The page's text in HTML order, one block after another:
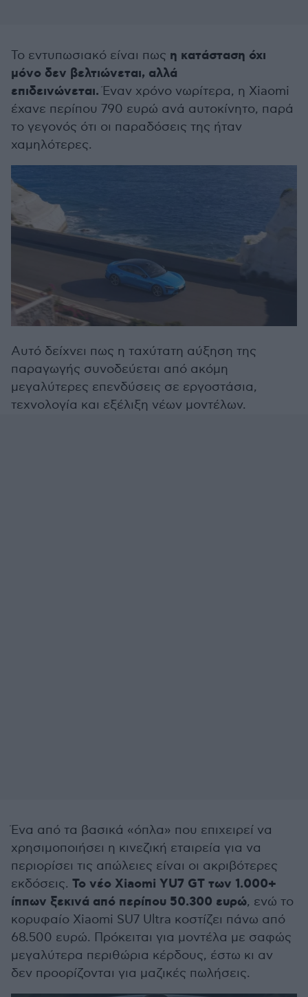
Το εντυπωσιακό είναι πως η κατάσταση όχι
μόνο δεν βελτιώνεται, αλλά
επιδεινώνεται.Έναν χρόνο νωρίτερα, η Xiaomi
έχανε περίπου 790 ευρώ ανά αυτοκίνητο, παρά
το γεγονός ότι οι παραδόσεις της ήταν
χαμηλότερες.
Αυτό δείχνει πως η ταχύτατη αύξηση της
παραγωγής συνοδεύεται από ακόμη
μεγαλύτερες επενδύσεις σε εργοστάσια,
τεχνολογία και εξέλιξη νέων μοντέλων.
Ένα από τα βασικά «όπλα» που επιχειρεί να
χρησιμοποιήσει η κινεζική εταιρεία για να
περιορίσει τις απώλειες είναι οι ακριβότερες
εκδόσεις. Το νέο Xiaomi YU7 GT των 1.000+
ίππων ξεκινά από περίπου 50.300 ευρώ, ενώ το
κορυφαίο Xiaomi SU7 Ultra κοστίζει πάνω από
68.500 ευρώ. Πρόκειται για μοντέλα με σαφώς
μεγαλύτερα περιθώρια κέρδους, έστω κι αν
δεν προορίζονται για μαζικές πωλήσεις.